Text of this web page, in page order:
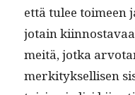
että tulee toimeen
jotain
meitä, jot­ka
merk­i­tyk­sel­lisen